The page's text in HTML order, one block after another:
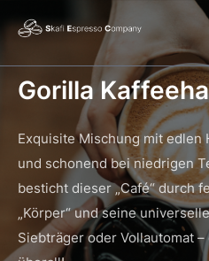
Gorilla
Exquisite Mischung mit edlen
und schonend bei niedrigen
besticht dieser „Café“ durch
„Körper“ und seine
Siebträger oder Vollautomat